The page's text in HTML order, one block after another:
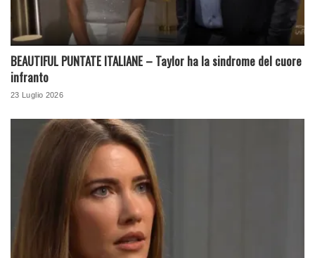
BEAUTIFUL PUNTATE ITALIANE – Taylor ha la sindrome del cuore
infranto
23 Luglio 2026